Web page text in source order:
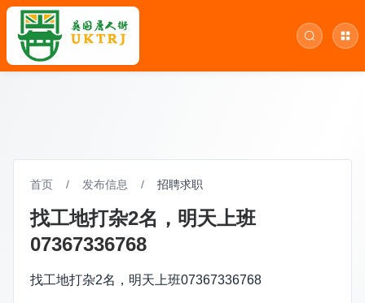
首页 / 发布信息 / 招聘求职
找工地打杂2名，明天上班
07367336768
找工地打杂2名，明天上班07367336768